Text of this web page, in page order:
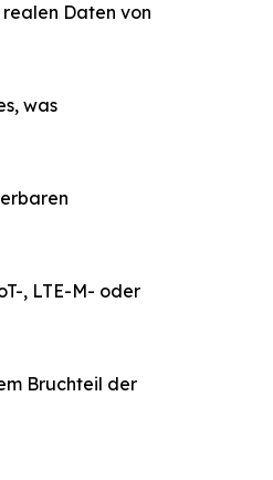
Daten von
was
, LTE-M- oder
Bruchteil der